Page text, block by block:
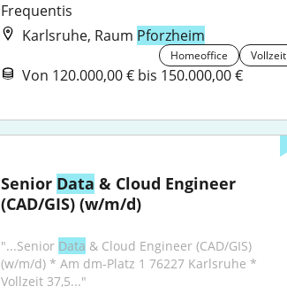
Frequentis
Karlsruhe, Raum Pforzheim
Homeoffice Vollzeit
Von 120.000,00 € bis 150.000,00 €
Senior Data & Cloud Engineer
(CAD/GIS) (w/m/d)
"...Senior Data & Cloud Engineer (CAD/GIS)
(w/m/d) * Am dm-Platz 1 76227 Karlsruhe *
Vollzeit 37,5..."